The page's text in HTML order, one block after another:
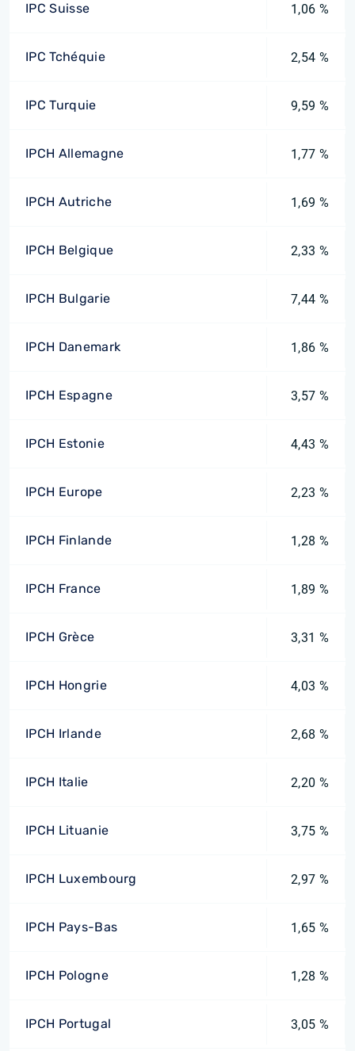
IPC Suisse 1,06 %
IPC Tchéquie 2,54 %
IPC Turquie 9,59 %
IPCH Allemagne 1,77 %
IPCH Autriche 1,69 %
IPCH Belgique 2,33 %
IPCH Bulgarie 7,44 %
IPCH Danemark 1,86 %
IPCH Espagne 3,57 %
IPCH Estonie 4,43 %
IPCH Europe 2,23 %
IPCH Finlande 1,28 %
IPCH France 1,89 %
IPCH Grèce 3,31 %
IPCH Hongrie 4,03 %
IPCH Irlande 2,68 %
IPCH Italie 2,20 %
IPCH Lituanie 3,75 %
IPCH Luxembourg 2,97 %
IPCH Pays-Bas 1,65 %
IPCH Pologne 1,28 %
IPCH Portugal 3,05 %